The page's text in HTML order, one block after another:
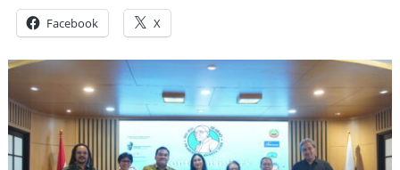
Facebook X